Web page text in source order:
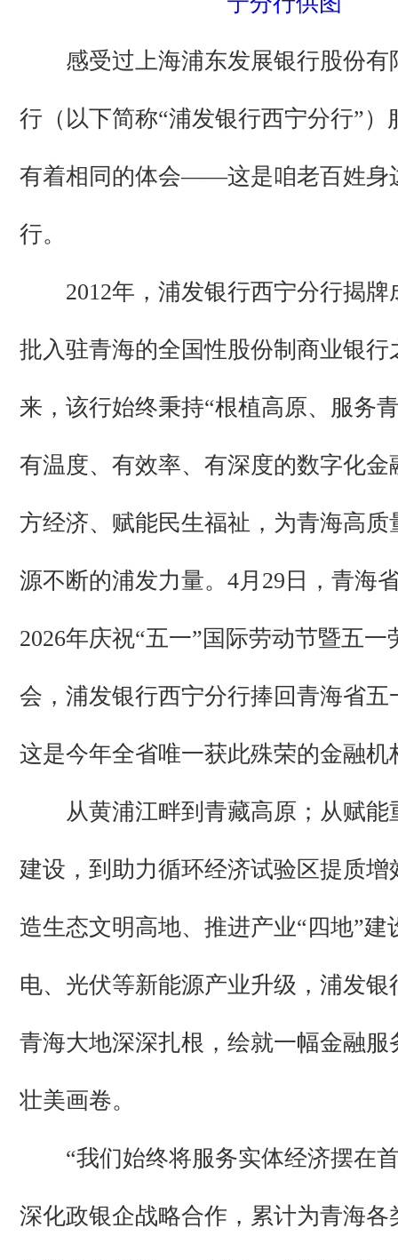
感受过上海浦东发展银行股份有
行（以下简称“浦发银行西宁分行”）
有着相同的体会——这是咱老百姓身
行。
2012年，浦发银行西宁分行揭牌
批入驻青海的全国性股份制商业银行
来，该行始终秉持“根植高原、服务
有温度、有效率、有深度的数字化金
方经济、赋能民生福祉，为青海高质
源不断的浦发力量。4月29日，青海
2026年庆祝“五一”国际劳动节暨五
会，浦发银行西宁分行捧回青海省五
这是今年全省唯一获此殊荣的金融机
从黄浦江畔到青藏高原；从赋能
建设，到助力循环经济试验区提质增
造生态文明高地、推进产业“四地”建
电、光伏等新能源产业升级，浦发银
青海大地深深扎根，绘就一幅金融服
壮美画卷。
“我们始终将服务实体经济摆在
深化政银企战略合作，累计为青海各